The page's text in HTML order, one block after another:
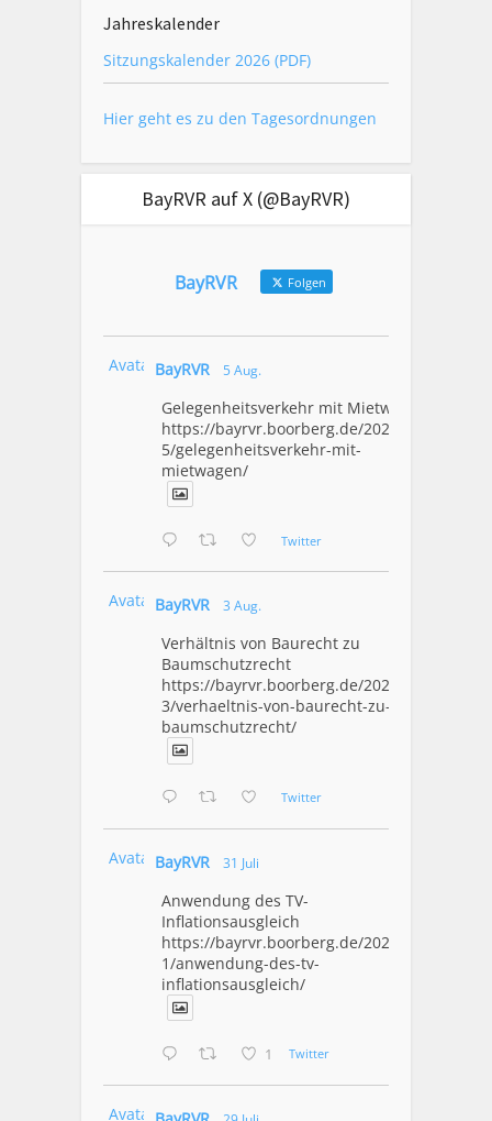
Jahreskalender
Sitzungskalender 2026 (PDF)
Hier geht es zu den Tagesordnungen
BayRVR auf X (@BayRVR)
BayRVR Folgen
Avatar BayRVR 5 Aug.
Gelegenheitsverkehr mit Mietwagen
https://bayrvr.boorberg.de/2026/08/0
5/gelegenheitsverkehr-mit-
mietwagen/
Twitter
Avatar BayRVR 3 Aug.
Verhältnis von Baurecht zu
Baumschutzrecht
https://bayrvr.boorberg.de/2026/08/0
3/verhaeltnis-von-baurecht-zu-
baumschutzrecht/
Twitter
Avatar BayRVR 31 Juli
Anwendung des TV-
Inflationsausgleich
https://bayrvr.boorberg.de/2026/07/3
1/anwendung-des-tv-
inflationsausgleich/
1 Twitter
Avatar